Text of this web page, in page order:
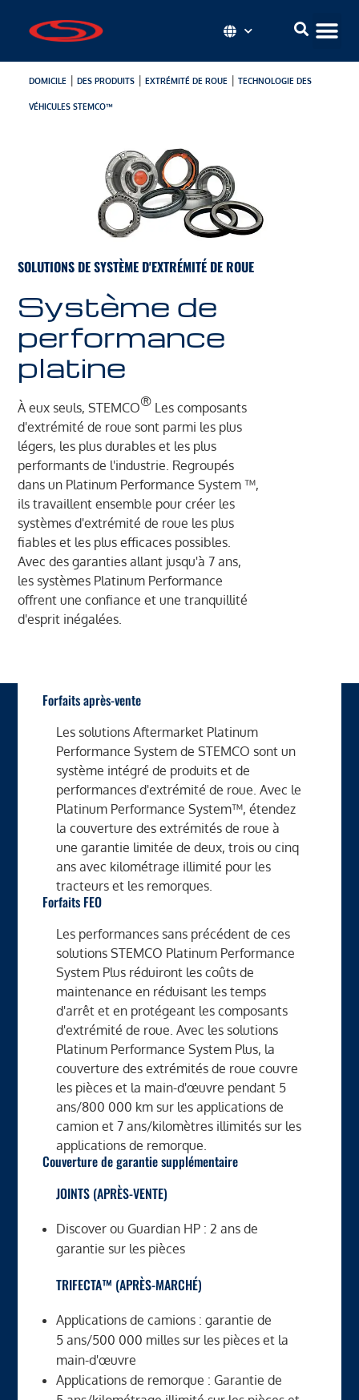
DOMICILE | DES PRODUITS| EXTRÉMITÉ DE ROUE | TECHNOLOGIE DES
VÉHICULES STEMCO™
SOLUTIONS DE SYSTÈME D'EXTRÉMITÉ DE ROUE
Système de
performance
platine
À eux seuls, STEMCO® Les composants
d'extrémité de roue sont parmi les plus
légers, les plus durables et les plus
performants de l'industrie. Regroupés
dans un Platinum Performance System ™,
ils travaillent ensemble pour créer les
systèmes d'extrémité de roue les plus
fiables et les plus efficaces possibles.
Avec des garanties allant jusqu'à 7 ans,
les systèmes Platinum Performance
offrent une confiance et une tranquillité
d'esprit inégalées.
Forfaits après-vente
Les solutions Aftermarket Platinum
Performance System de STEMCO sont un
système intégré de produits et de
performances d'extrémité de roue. Avec le
Platinum Performance System™, étendez
la couverture des extrémités de roue à
une garantie limitée de deux, trois ou cinq
ans avec kilométrage illimité pour les
tracteurs et les remorques.
Forfaits FEO
Les performances sans précédent de ces
solutions STEMCO Platinum Performance
System Plus réduiront les coûts de
maintenance en réduisant les temps
d'arrêt et en protégeant les composants
d'extrémité de roue. Avec les solutions
Platinum Performance System Plus, la
couverture des extrémités de roue couvre
les pièces et la main-d'œuvre pendant 5
ans/800 000 km sur les applications de
camion et 7 ans/kilomètres illimités sur les
applications de remorque.
Couverture de garantie supplémentaire
JOINTS (APRÈS-VENTE)
Discover ou Guardian HP : 2 ans de
garantie sur les pièces
TRIFECTA™ (APRÈS-MARCHÉ)
Applications de camions : garantie de
5 ans/500 000 milles sur les pièces et la
main-d'œuvre
Applications de remorque : Garantie de